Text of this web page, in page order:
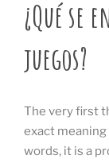
¿Qué se
juegos?
The very first
exact
words, it is a